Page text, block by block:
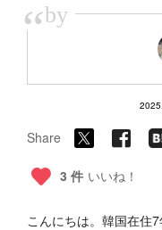
“by
Share
3 件 いいね！
こんにちは。韓国在住